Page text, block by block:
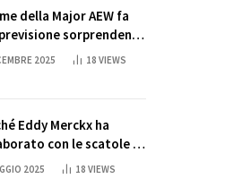
della Major AEW fa
sorprendente
partita di ritiro di
2025 18 VIEWS
Eddy Merckx ha
con le scatole di
di Sun Capri
2025 18 VIEWS